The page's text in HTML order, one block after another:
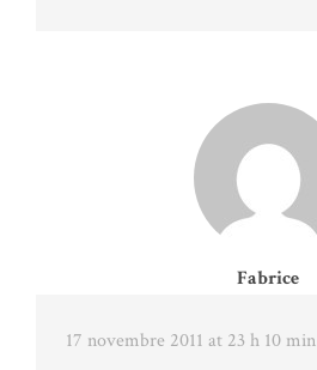
Fabrice
17 novembre 2011 at 23 h 10 min